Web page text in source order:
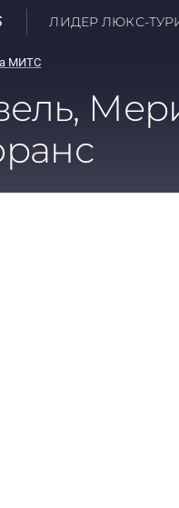
ЛИДЕР ЛЮКС-
МИТС